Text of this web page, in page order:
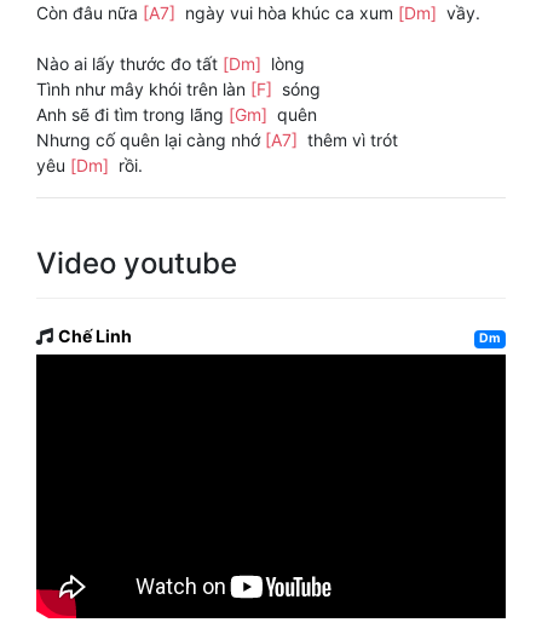
Còn đâu nữa [A7] ngày vui hòa khúc ca xum [Dm] vầy.
Nào ai lấy thước đo tất [Dm] lòng
Tình như mây khói trên làn [F] sóng
Anh sẽ đi tìm trong lãng [Gm] quên
Nhưng cố quên lại càng nhớ [A7] thêm vì trót
yêu [Dm] rồi.
Video youtube
Chế Linh Dm